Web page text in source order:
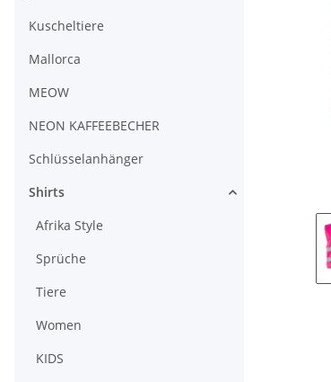
Kuscheltiere
Mallorca
MEOW
NEON KAFFEEBECHER
Schlüsselanhänger
Shirts
Afrika Style
Sprüche
Tiere
Women
KIDS